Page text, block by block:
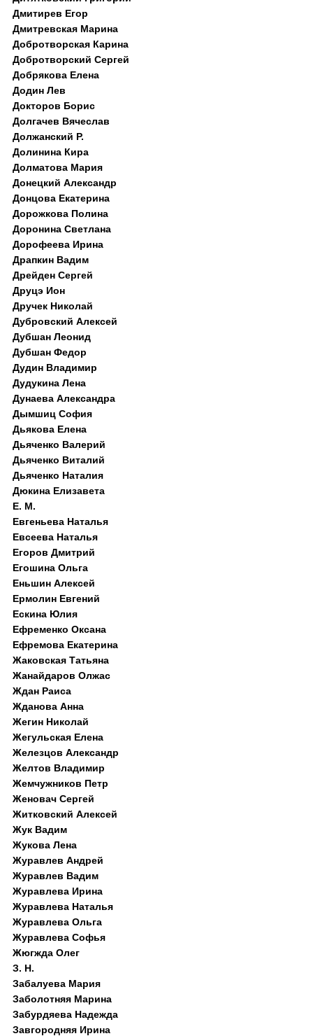
Дмитирев Егор
Дмитревская Марина
Добротворская Карина
Добротворский Сергей
Добрякова Елена
Додин Лев
Докторов Борис
Долгачев Вячеслав
Должанский Р.
Долинина Кира
Долматова Мария
Донецкий Александр
Донцова Екатерина
Дорожкова Полина
Доронина Светлана
Дорофеева Ирина
Драпкин Вадим
Дрейден Сергей
Друцэ Ион
Дручек Николай
Дубровский Алексей
Дубшан Леонид
Дубшан Федор
Дудин Владимир
Дудукина Лена
Дунаева Александра
Дымшиц София
Дьякова Елена
Дьяченко Валерий
Дьяченко Виталий
Дьяченко Наталия
Дюкина Елизавета
Е. М.
Евгеньева Наталья
Евсеева Наталья
Егоров Дмитрий
Егошина Ольга
Еньшин Алексей
Ермолин Евгений
Ескина Юлия
Ефременко Оксана
Ефремова Екатерина
Жаковская Татьяна
Жанайдаров Олжас
Ждан Раиса
Жданова Анна
Жегин Николай
Жегульская Елена
Железцов Александр
Желтов Владимир
Жемчужников Петр
Женовач Сергей
Житковский Алексей
Жук Вадим
Жукова Лена
Журавлев Андрей
Журавлев Вадим
Журавлева Ирина
Журавлева Наталья
Журавлева Ольга
Журавлева Софья
Жюгжда Олег
З. Н.
Забалуева Мария
Заболотняя Марина
Забурдяева Надежда
Завгородняя Ирина